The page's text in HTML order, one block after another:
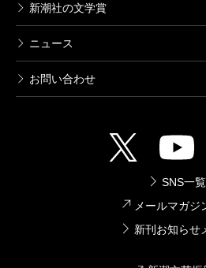
新潮社の文学賞
ニュース
お問い合わせ
SNS一覧
メールマガジ
新刊お知らせ